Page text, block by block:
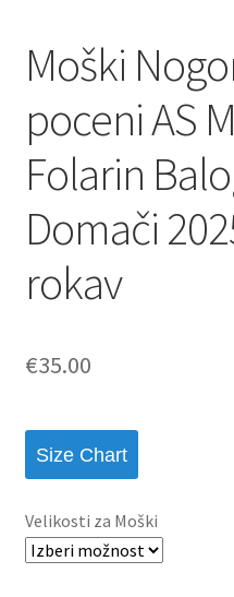
Moški
poceni AS
Folarin
Domači
rokav
€35.00
Size Chart
Velikosti za Moški